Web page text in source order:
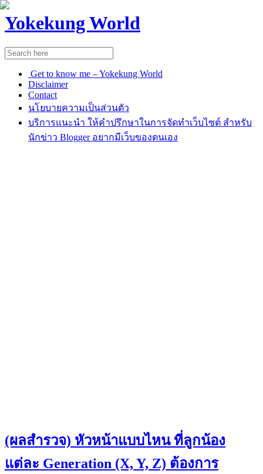
Yokekung World
Get to know me – Yokekung World
Disclaimer
Contact
นโยบายความเป็นส่วนตัว
บริการแนะนำ ให้คำปรึกษาในการจัดทำเว็บไซต์ สำหรับ
นักข่าว Blogger อยากมีเว็บของตนเอง
(ผลสำรวจ) หัวหน้าแบบไหน ที่ลูกน้อง
แต่ละ Generation (X, Y, Z) ต้องการ